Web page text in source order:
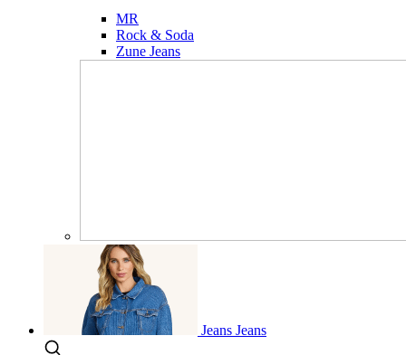
MR
Rock & Soda
Zune Jeans
Jeans Jeans